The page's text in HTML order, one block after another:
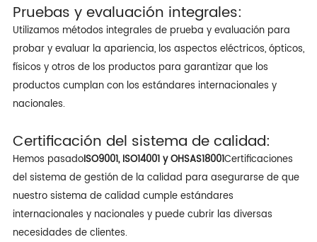
Pruebas y evaluación integrales:
Utilizamos métodos integrales de prueba y evaluación para
probar y evaluar la apariencia, los aspectos eléctricos, ópticos,
físicos y otros de los productos para garantizar que los
productos cumplan con los estándares internacionales y
nacionales.
Certificación del sistema de calidad:
Hemos pasadoISO9001, ISO14001 y OHSAS18001Certificaciones
del sistema de gestión de la calidad para asegurarse de que
nuestro sistema de calidad cumple estándares
internacionales y nacionales y puede cubrir las diversas
necesidades de clientes.